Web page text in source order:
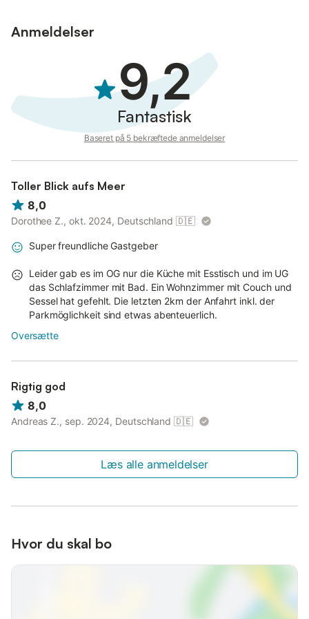
Anmeldelser
9,2
Fantastisk
Baseret på 5 bekræftede anmeldelser
Toller Blick aufs Meer
8,0
Dorothee Z., okt. 2024, Deutschland 🇩🇪
Super freundliche Gastgeber
Leider gab es im OG nur die Küche mit Esstisch und im UG
das Schlafzimmer mit Bad. Ein Wohnzimmer mit Couch und
Sessel hat gefehlt. Die letzten 2km der Anfahrt inkl. der
Parkmöglichkeit sind etwas abenteuerlich.
Oversætte
Rigtig god
8,0
Andreas Z., sep. 2024, Deutschland 🇩🇪
Læs alle anmeldelser
Hvor du skal bo